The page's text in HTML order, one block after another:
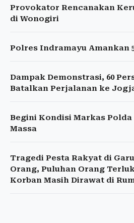
Provokator Rencanakan
di Wonogiri
Polres Indramayu Amankan
Dampak Demonstrasi, 60
Batalkan Perjalanan ke
Begini Kondisi Markas Polda
Massa
Tragedi Pesta Rakyat di
Orang, Puluhan Orang
Korban Masih Dirawat di